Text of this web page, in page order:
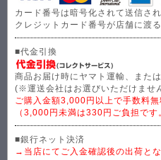
カード番号は暗号化されて送信され
クレジットカード番号が店舗に渡
■代金引換
商品お届け時にヤマト運輸、また
(※運送会社はお選びいただけませ
ご購入金額3,000円以上で手数料無
（3,000円未満は330円ご負担です
■銀行ネット決済
→当店にてご入金確認後の出荷とな